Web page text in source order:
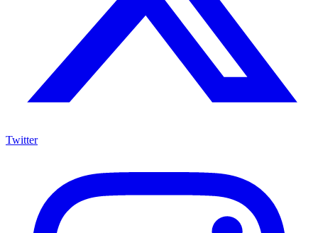
Twitter